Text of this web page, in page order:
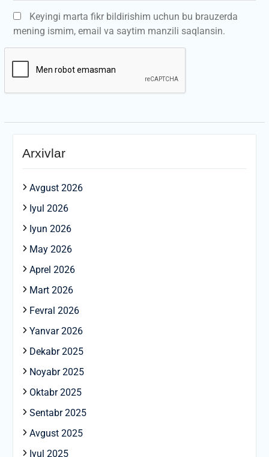
Keyingi marta fikr bildirishim uchun bu brauzerda
mening ismim, email va saytim manzili saqlansin.
Arxivlar
Avgust 2026
Iyul 2026
Iyun 2026
May 2026
Aprel 2026
Mart 2026
Fevral 2026
Yanvar 2026
Dekabr 2025
Noyabr 2025
Oktabr 2025
Sentabr 2025
Avgust 2025
Iyul 2025